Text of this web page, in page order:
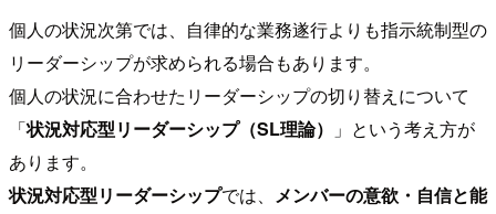
個人の状況次第では、自律的な業務遂行よりも指示統制型の
リーダーシップが求められる場合もあります。
個人の状況に合わせたリーダーシップの切り替えについて
「状況対応型リーダーシップ（SL理論）
」という考え方が
あります。
状況対応型リーダーシップでは、 メンバーの意欲・自信と能